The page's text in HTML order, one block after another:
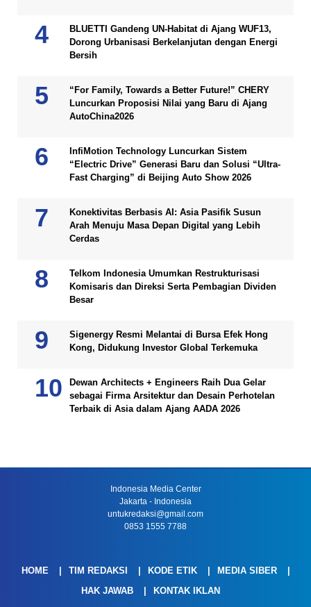
BLUETTI Gandeng UN-Habitat di Ajang WUF13,
Dorong Urbanisasi Berkelanjutan dengan Energi
Bersih
“For Family, Towards a Better Future!” CHERY
Luncurkan Proposisi Nilai yang Baru di Ajang
AutoChina2026
InfiMotion Technology Luncurkan Sistem
“Electric Drive” Generasi Baru dan Solusi “Ultra-
Fast Charging” di Beijing Auto Show 2026
Konektivitas Berbasis AI: Asia Pasifik Susun
Arah Menuju Masa Depan Digital yang Lebih
Cerdas
Telkom Indonesia Umumkan Restrukturisasi
Komisaris dan Direksi Serta Pembagian Dividen
Besar
Sigenergy Resmi Melantai di Bursa Efek Hong
Kong, Didukung Investor Global Terkemuka
Dewan Architects + Engineers Raih Dua Gelar
sebagai Firma Arsitektur dan Desain Perhotelan
Terbaik di Asia dalam Ajang AADA 2026
Indonesia Media Center
Jakarta - Indonesia
untukredaksi@gmail.com
0853 1555 7788
HOME TIM REDAKSI KODE ETIK
MEDIA SIBER
HAK JAWAB
KONTAK IKLAN